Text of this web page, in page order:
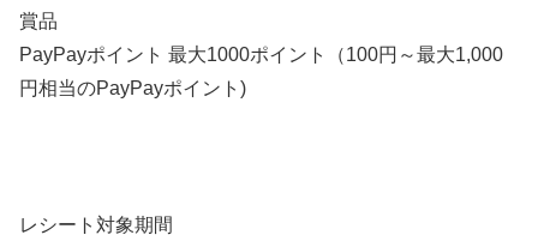
賞品
PayPayポイント 最大1000ポイント（100円～最大1,000
円相当のPayPayポイント)
レシート対象期間